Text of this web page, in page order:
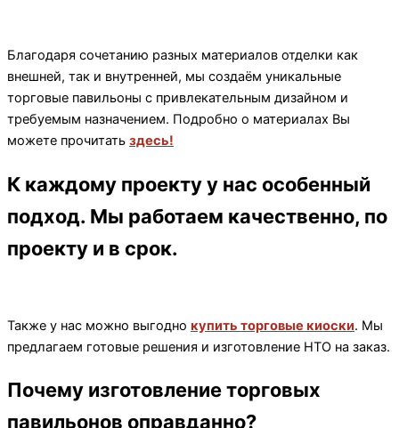
Благодаря сочетанию разных материалов отделки как
внешней, так и внутренней, мы создаём уникальные
торговые павильоны с привлекательным дизайном и
требуемым назначением. Подробно о материалах Вы
можете прочитать здесь!
К каждому проекту у нас особенный
подход. Мы работаем качественно, по
проекту и в срок.
Также у нас можно выгодно купить торговые киоски. Мы
предлагаем готовые решения и изготовление НТО на заказ.
Почему изготовление торговых
павильонов оправданно?